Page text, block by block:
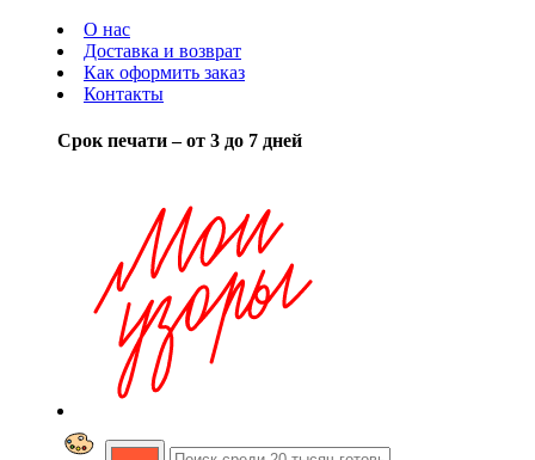
О нас
Доставка и возврат
Как оформить заказ
Контакты
Срок печати – от 3 до 7 дней